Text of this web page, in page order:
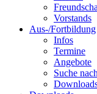
Vorstands
Aus-/Fortbildung
Infos
Termine
Angebote
Suche